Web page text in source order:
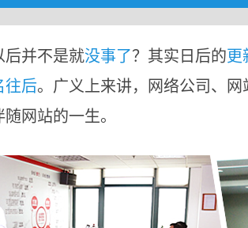
后并不是就没事了？其实日后的更
往后。广义上来讲，网络公司、
网站的一生。